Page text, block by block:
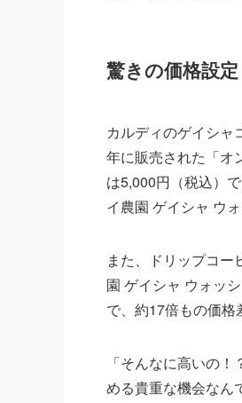
驚きの価格設
カルディのゲイシャ
年に販売された「オ
は5,000円（税込）
イ農園 ゲイシャ ウ
また、ドリップコ
園 ゲイシャ ウォッ
で、約17倍もの価格
「そんなに高いの
める貴重な機会なん